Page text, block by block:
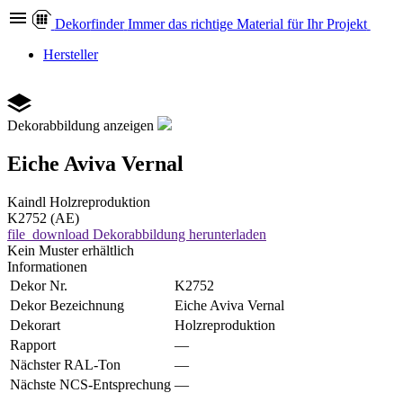
Dekorfinder Immer das richtige Material für Ihr Projekt
Hersteller
Dekorabbildung anzeigen
Eiche Aviva Vernal
Kaindl Holzreproduktion
K2752 (AE)
file_download Dekorabbildung herunterladen
Kein Muster erhältlich
Informationen
Dekor Nr.
K2752
Dekor Bezeichnung
Eiche Aviva Vernal
Dekorart
Holzreproduktion
Rapport
—
Nächster RAL-Ton
—
Nächste NCS-Entsprechung —